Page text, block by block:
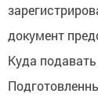
документ
Куда